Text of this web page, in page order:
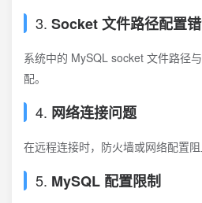
3. Socket 文件路径配置
系统中的 MySQL socket 文件路径
配。
4. 网络连接问题
在远程连接时，防火墙或网络配置阻
5. MySQL 配置限制